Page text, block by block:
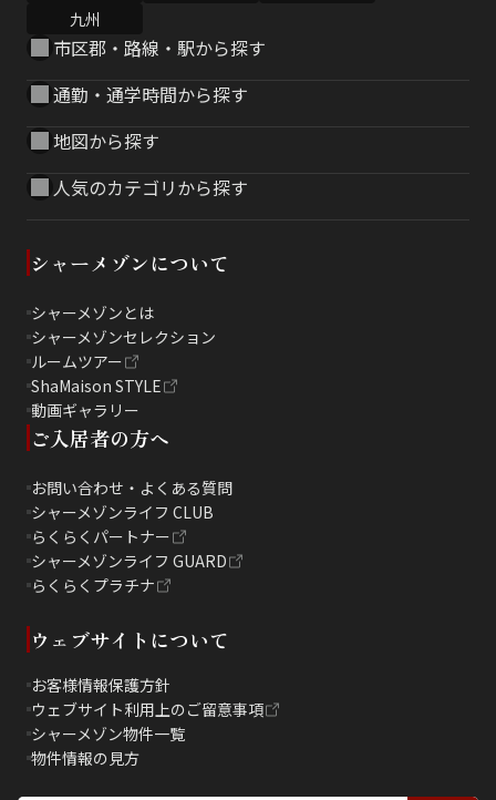
九州
市区郡・路線・駅から探す
通勤・通学時間から探す
地図から探す
人気のカテゴリから探す
シャーメゾンについて
シャーメゾンとは
シャーメゾンセレクション
ルームツアー
ShaMaison STYLE
動画ギャラリー
ご入居者の方へ
お問い合わせ・よくある質問
シャーメゾンライフ CLUB
らくらくパートナー
シャーメゾンライフ GUARD
らくらくプラチナ
ウェブサイトについて
お客様情報保護方針
ウェブサイト利用上のご留意事項
シャーメゾン物件一覧
物件情報の見方